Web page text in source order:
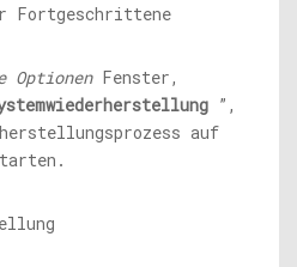
OptionenFenster,
”,
auf